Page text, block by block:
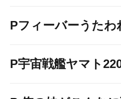
Pフィーバーうたわ
P宇宙戦艦ヤマト